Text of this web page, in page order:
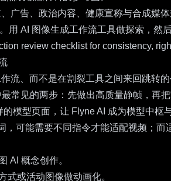
广告、政治内容、健康宣称与合成媒体
用 AI 图像生成工作流工具做探索，
流、而不是在割裂工具之间来回跳转
常见的两步：先做出高质量静帧，再把
的模型页面，让 Flyne AI 成为模型中枢
，可能需要不同指令才能适配视频；
AI 概念创作。
式或活动图像做动画化。